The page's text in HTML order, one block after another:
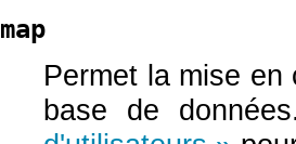
map
Permet la mise
base de